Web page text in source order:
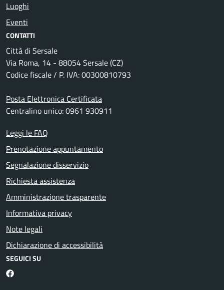
Luoghi
Eventi
CONTATTI
Città di Sersale
Via Roma, 14 - 88054 Sersale (CZ)
Codice fiscale / P. IVA: 00300810793
Posta Elettronica Certificata
Centralino unico: 0961 930911
Leggi le FAQ
Prenotazione appuntamento
Segnalazione disservizio
Richiesta assistenza
Amministrazione trasparente
Informativa privacy
Note legali
Dichiarazione di accessibilità
SEGUICI SU
Facebook